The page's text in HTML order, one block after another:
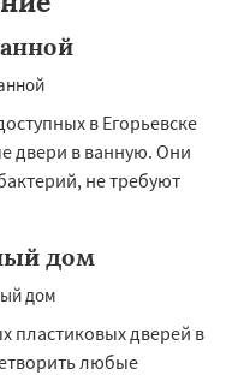
×
в Егорьевске
двери в ванную. Они
не требуют
дом
пластиковых дверей в
любые